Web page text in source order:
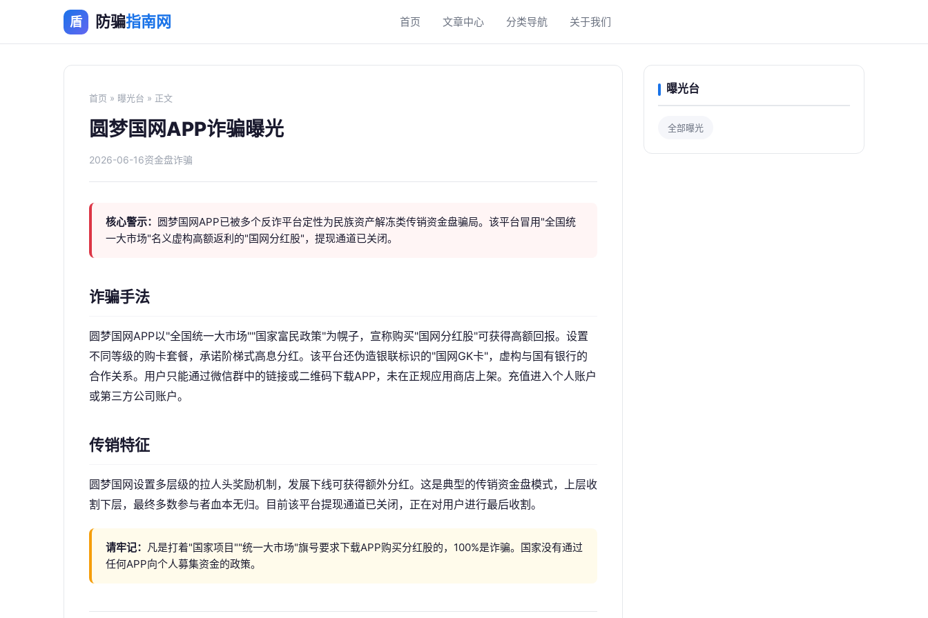
盾 防骗指南网 首页 文章中心 分类导航 关于我们
首页 » 曝光台 » 正文
圆梦国网APP诈骗曝光
2026-06-16资金盘诈骗
核心警示： 圆梦国网APP已被多个反诈平台定性为民族资产解冻类传销资金盘骗局。该平台冒用"全国统
一大市场"名义虚构高额返利的"国网分红股"，提现通道已关闭。
诈骗手法
圆梦国网APP以"全国统一大市场""国家富民政策"为幌子，宣称购买"国网分红股"可获得高额回报。设置
不同等级的购卡套餐，承诺阶梯式高息分红。该平台还伪造银联标识的"国网GK卡"，虚构与国有银行的
合作关系。用户只能通过微信群中的链接或二维码下载APP，未在正规应用商店上架。充值进入个人账户
或第三方公司账户。
传销特征
圆梦国网设置多层级的拉人头奖励机制，发展下线可获得额外分红。这是典型的传销资金盘模式，上层收
割下层，最终多数参与者血本无归。目前该平台提现通道已关闭，正在对用户进行最后收割。
请牢记： 凡是打着"国家项目""统一大市场"旗号要求下载APP购买分红股的，100%是诈骗。国家没有通过
任何APP向个人募集资金的政策。
曝光台
全部曝光